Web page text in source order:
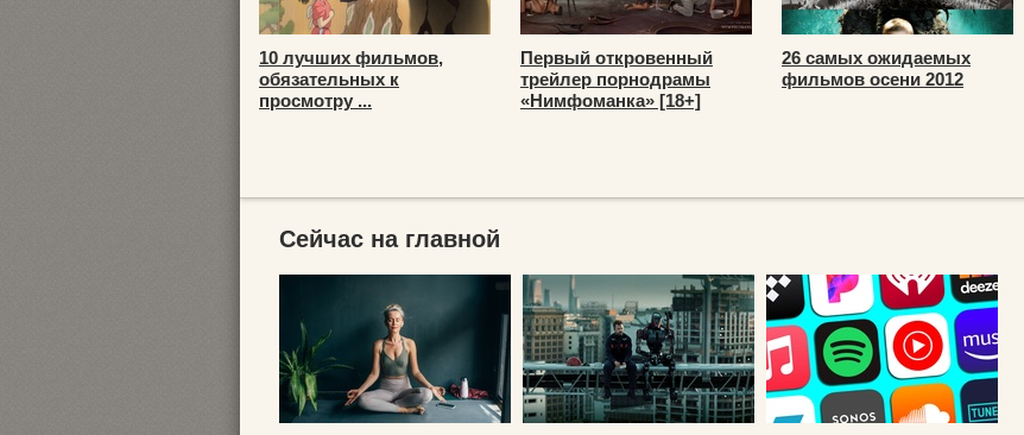
10 лучших фильмов,
обязательных к
просмотру ...
Первый откровенный
трейлер порнодрамы
«Нимфоманка» [18+]
26 самых ожидаемых
фильмов осени 2012
Сейчас на главной